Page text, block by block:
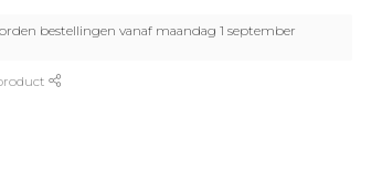
bestellingen vanaf maandag 1 september